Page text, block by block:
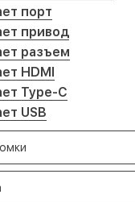
порт
привод
разъем
HDMI
Type-C
USB